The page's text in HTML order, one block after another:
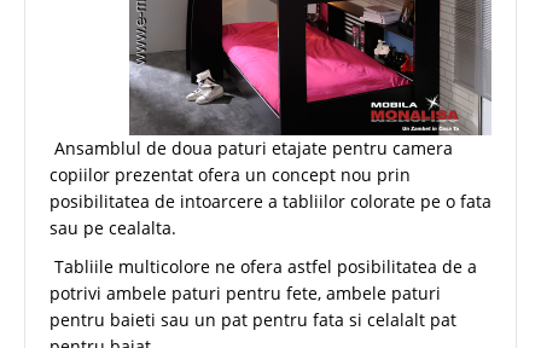
Ansamblul de doua paturi etajate pentru camera
copiilor prezentat ofera un concept nou prin
posibilitatea de intoarcere a tabliilor colorate pe o fata
sau pe cealalta.
Tabliile multicolore ne ofera astfel posibilitatea de a
potrivi ambele paturi pentru fete, ambele paturi
pentru baieti sau un pat pentru fata si celalalt pat